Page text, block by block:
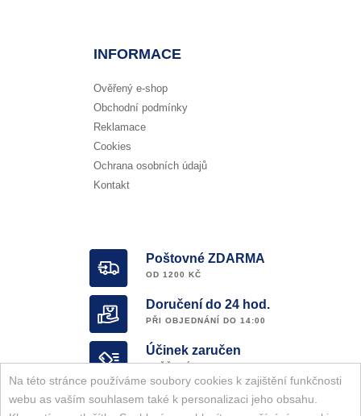
Na této stránce používáme soubory cookies k zajištění funkčnosti
webu as vaším souhlasem také k personalizaci jeho obsahu.
INFORMACE
Ověřený e-shop
Obchodní podmínky
Reklamace
Cookies
Ochrana osobních údajů
Kontakt
Poštovné ZDARMA
OD 1200 KČ
Doručení do 24 hod.
PŘI OBJEDNÁNÍ DO 14:00
Účinek zaručen
OVĚŘENÝ E-SHOP
Garance ORIGINALITY
KOMPLETNÍ SORTIMENT ZNAČKY